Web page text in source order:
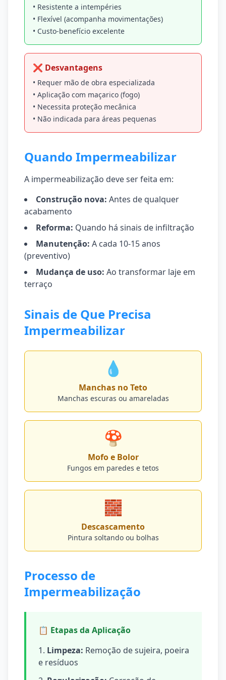
• Resistente a intempéries
• Flexível (acompanha movimentações)
• Custo-benefício excelente
❌ Desvantagens
• Requer mão de obra especializada
• Aplicação com maçarico (fogo)
• Necessita proteção mecânica
• Não indicada para áreas pequenas
Quando Impermeabilizar
A impermeabilização deve ser feita em:
Construção nova: Antes de qualquer
acabamento
Reforma: Quando há sinais de infiltração
Manutenção: A cada 10-15 anos
(preventivo)
Mudança de uso: Ao transformar laje em
terraço
Sinais de Que Precisa
Impermeabilizar
💧
Manchas no Teto
Manchas escuras ou amareladas
🍄
Mofo e Bolor
Fungos em paredes e tetos
🧱
Descascamento
Pintura soltando ou bolhas
Processo de
Impermeabilização
📋 Etapas da Aplicação
Limpeza: Remoção de sujeira, poeira
e resíduos